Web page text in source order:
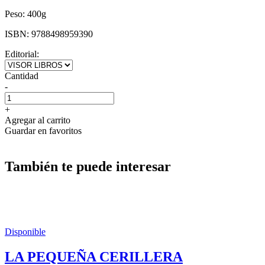
Peso: 400g
ISBN: 9788498959390
Editorial:
Cantidad
-
+
Agregar al carrito
Guardar en favoritos
También te puede interesar
Disponible
LA PEQUEÑA CERILLERA